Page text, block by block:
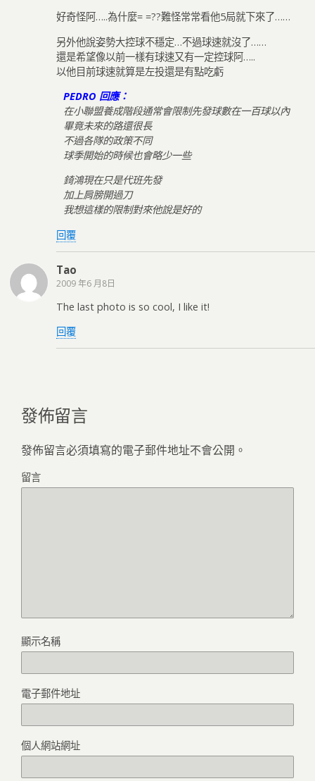
好奇怪阿…..為什麼= =??難怪常常看他5局就下來了……
另外他說姿勢大控球不穩定…不過球速就沒了……
還是希望像以前一樣有球速又有一定控球阿…..
以他目前球速就算是左投還是有點吃虧
PEDRO 回應：
在小聯盟養成階段通常會限制先發球數在一百球以內
畢竟未來的路還很長
不過各隊的政策不同
球季開始的時候也會略少一些
錡鴻現在只是代班先發
加上肩膀開過刀
我想這樣的限制對來他說是好的
回覆
Tao
2009 年6 月8日
The last photo is so cool, I like it!
回覆
發佈留言
發佈留言必須填寫的電子郵件地址不會公開。
留言
顯示名稱
電子郵件地址
個人網站網址